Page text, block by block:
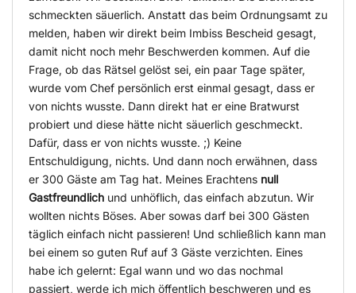
schmeckten säuerlich. Anstatt das beim Ordnungsamt zu
melden, haben wir direkt beim Imbiss Bescheid gesagt,
damit nicht noch mehr Beschwerden kommen. Auf die
Frage, ob das Rätsel gelöst sei, ein paar Tage später,
wurde vom Chef persönlich erst einmal gesagt, dass er
von nichts wusste. Dann direkt hat er eine Bratwurst
probiert und diese hätte nicht säuerlich geschmeckt.
Dafür, dass er von nichts wusste. ;) Keine
Entschuldigung, nichts. Und dann noch erwähnen, dass
er 300 Gäste am Tag hat. Meines Erachtens null
Gastfreundlich und unhöflich, das einfach abzutun. Wir
wollten nichts Böses. Aber sowas darf bei 300 Gästen
täglich einfach nicht passieren! Und schließlich kann man
bei einem so guten Ruf auf 3 Gäste verzichten. Eines
habe ich gelernt: Egal wann und wo das nochmal
passiert, werde ich mich öffentlich beschweren und es